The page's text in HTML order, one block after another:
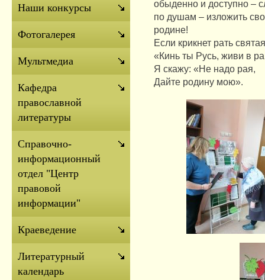
обыденно и доступно –
по душам – изложить
родине!
Если крикнет рать
«Кинь ты Русь, живи в
Я скажу: «Не надо рая,
Дайте родину мою».
Наши конкурсы
Фотогалерея
Мультмедиа
Кафедра
православной
литературы
Справочно-
информационный
отдел "Центр
правовой
информации"
Краеведение
Литературный
календарь